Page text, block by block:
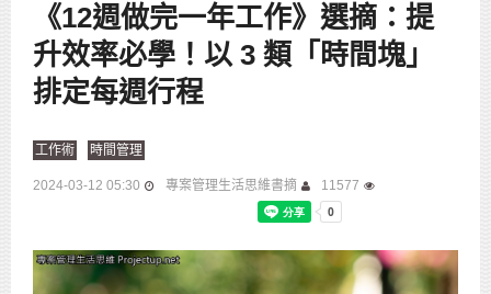
《12週做完一年工作》選摘：提
升效率必學！以 3 類「時間塊」
排定每週行程
工作術 時間管理
2024-03-12 05:30 專案管理生活思維書摘 11577